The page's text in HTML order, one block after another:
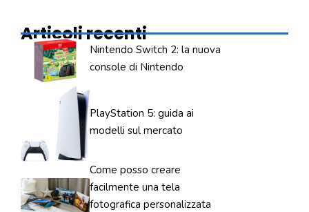
Articoli recenti
Nintendo Switch 2: la nuova
console di Nintendo
PlayStation 5: guida ai
modelli sul mercato
Come posso creare
facilmente una tela
fotografica personalizzata